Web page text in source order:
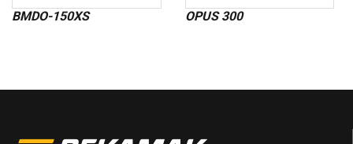
BMDO-150XS OPUS 300